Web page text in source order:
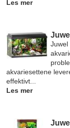
Les mer
Juwel
akvariesettene
effektivt...
Les mer